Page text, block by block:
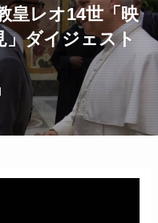
皇レオ14世「映
」ダイジェスト